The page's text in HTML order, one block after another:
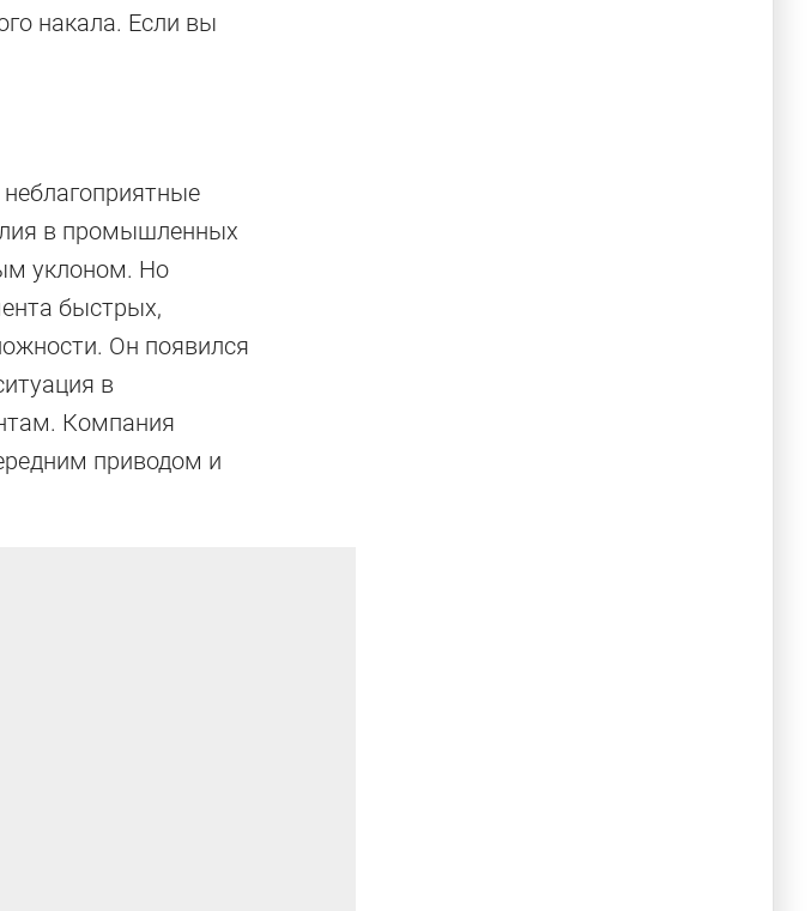
накала. Если вы
в промышленных
уклоном. Но
быстрых,
Он появился
в
Компания
приводом и